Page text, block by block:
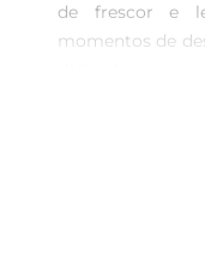
de frescor e
momentos de
para